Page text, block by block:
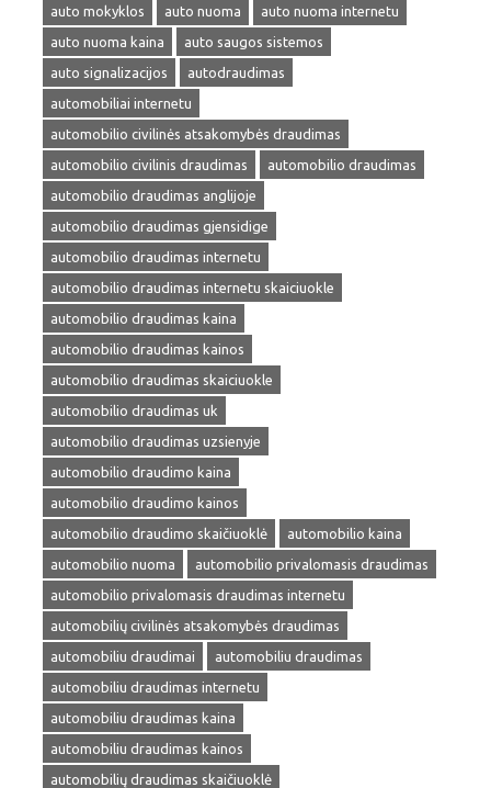
auto mokyklos
auto nuoma
auto nuoma internetu
auto nuoma kaina
auto saugos sistemos
auto signalizacijos
autodraudimas
automobiliai internetu
automobilio civilinės atsakomybės draudimas
automobilio civilinis draudimas
automobilio draudimas
automobilio draudimas anglijoje
automobilio draudimas gjensidige
automobilio draudimas internetu
automobilio draudimas internetu skaiciuokle
automobilio draudimas kaina
automobilio draudimas kainos
automobilio draudimas skaiciuokle
automobilio draudimas uk
automobilio draudimas uzsienyje
automobilio draudimo kaina
automobilio draudimo kainos
automobilio draudimo skaičiuoklė
automobilio kaina
automobilio nuoma
automobilio privalomasis draudimas
automobilio privalomasis draudimas internetu
automobilių civilinės atsakomybės draudimas
automobiliu draudimai
automobiliu draudimas
automobiliu draudimas internetu
automobiliu draudimas kaina
automobiliu draudimas kainos
automobilių draudimas skaičiuoklė